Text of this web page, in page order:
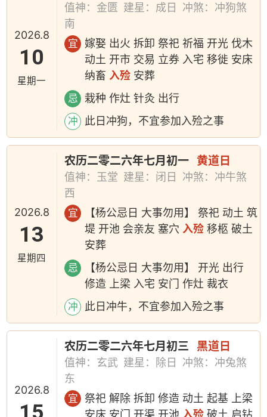
2026.8
10
星期一
值神：金匮 建星：成日
冲煞：冲狗煞
南
宜
嫁娶 出火 拆卸 祭祀 祈福 开光 伐木
动土 开市 交易 立券 入宅 移徙 安床
纳畜入殓 安葬
忌 栽种 作灶 针灸 出行
冲 此日冲狗，不宜参加入殓之事
2026.8
13
星期四
农历二零二六年七月初一 黄道日
值神：玉堂 建星：闭日
冲煞：冲牛煞
西
宜
【杨公忌日 大事勿用】 祭祀 动土 筑
堤 开池 会亲友 塞穴 入殓 移柩 破土
安葬
忌
【杨公忌日 大事勿用】 开光 出行
修造 上梁 入宅 安门 作灶 裁衣
冲 此日冲牛，不宜参加入殓之事
2026.8
农历二零二六年七月初三 黑道日
值神：玄武 建星：除日
冲煞：冲兔煞
东
宜
祭祀 解除 拆卸 修造 动土 起基 上梁
安床 安门 开渠 开池 入殓 破土 启钻